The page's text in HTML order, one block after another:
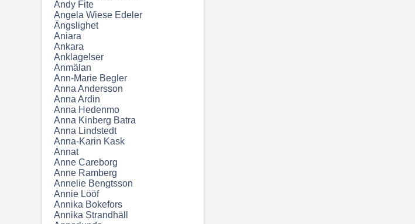
Andy Fite
Angela Wiese Edeler
Ängslighet
Aniara
Ankara
Anklagelser
Anmälan
Ann-Marie Begler
Anna Andersson
Anna Ardin
Anna Hedenmo
Anna Kinberg Batra
Anna Lindstedt
Anna-Karin Kask
Annat
Anne Careborg
Anne Ramberg
Annelie Bengtsson
Annie Lööf
Annika Bokefors
Annika Strandhäll